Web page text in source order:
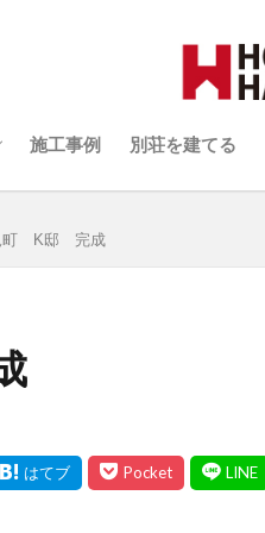
施工事例 別荘を建てる
町 K邸 完成